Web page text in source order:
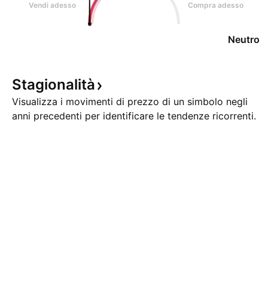
Vendi adesso Compra adesso
Neutro
Stagionalità
Visualizza i movimenti di prezzo di un simbolo negli
anni precedenti per identificare le tendenze ricorrenti.